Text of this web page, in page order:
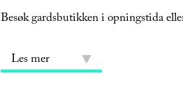
Besøk gardsbutikken i opningstida
Les mer